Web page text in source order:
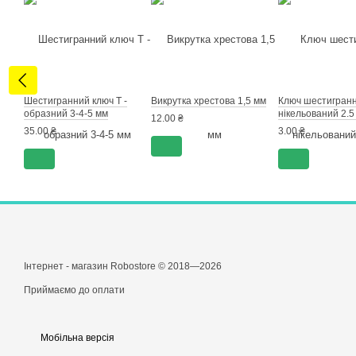
Шестигранний ключ Т -
образний 3-4-5 мм
35.00 ₴
Викрутка хрестова 1,5 мм
12.00 ₴
Ключ
нікельований
3.00 ₴
Інтернет - магазин Robostore © 2018—2026
Приймаємо до оплати
Мобільна версія